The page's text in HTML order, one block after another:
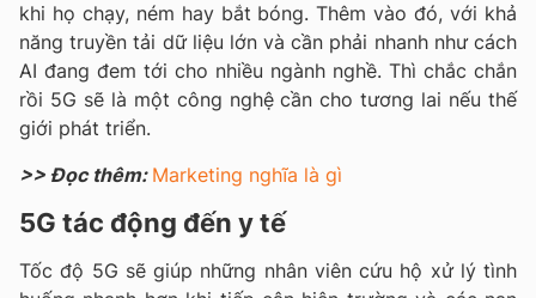
khi họ chạy, ném hay bắt bóng. Thêm vào đó, với khả
năng truyền tải dữ liệu lớn và cần phải nhanh như cách
AI đang đem tới cho nhiều ngành nghề. Thì chắc chắn
rồi 5G sẽ là một công nghệ cần cho tương lai nếu thế
giới phát triển.
>> Đọc thêm: Marketing nghĩa là gì
5G tác động đến y tế
Tốc độ 5G sẽ giúp những nhân viên cứu hộ xử lý tình